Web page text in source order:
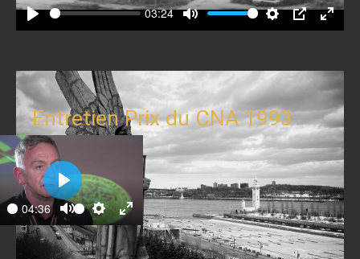
Play
03:24
Mute SettingsPIP
Enter
Entretien Prix du CNA 1993
04:36
Mute SettingsEnter
fullscreen
Play